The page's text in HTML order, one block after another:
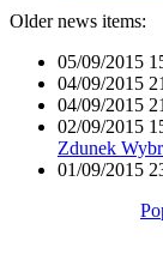
Older news items:
05/09/2015
04/09/2015
04/09/2015
02/09/2015
Zdunek
01/09/2015